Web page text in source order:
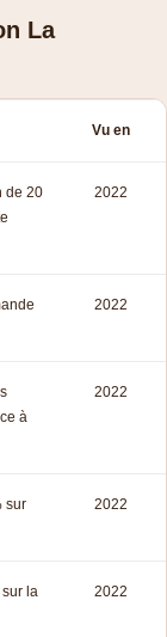
La
Vu en
de 20
2022
2022
à
2022
sur
2022
la
2022